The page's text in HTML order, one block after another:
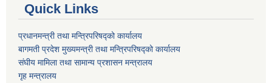
Quick Links
प्रधानमन्त्री तथा मन्त्रिपरिषद्को कार्यालय
बागमती प्रदेश मुख्यमन्त्री तथा मन्त्रिपरिषद्को कार्यालय
संघीय मामिला तथा सामान्य प्रशासन मन्त्रालय
गृह मन्त्रालय